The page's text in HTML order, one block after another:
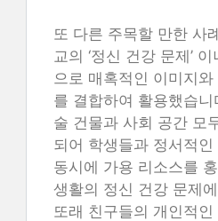
또 다른 주목할 만한 사
교의 ‘정신 건강 문제’
으로 매혹적인 이미지
를 결합하여 활용했습
술 건물과 사회 공간 모
되어 학생들과 정서적
동시에 가용 리소스를
생활의 정신 건강 문제
또래 친구들의 개인적